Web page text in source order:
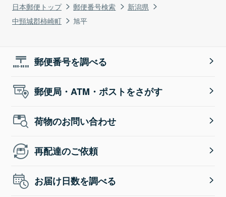
日本郵便トップ 郵便番号検索
新潟県
中頸城郡柿崎町
旭平
郵便番号を調べる
郵便局・ATM・ポストをさがす
荷物のお問い合わせ
再配達のご依頼
お届け日数を調べる